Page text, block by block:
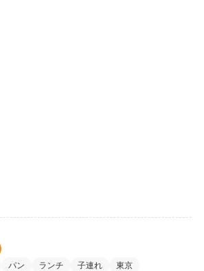
パン ランチ 子連れ 東京